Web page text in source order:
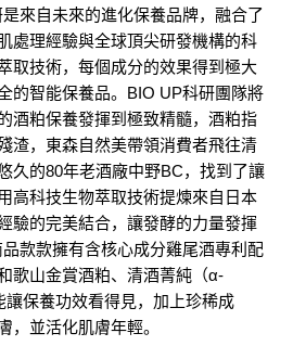
來自未來的進化保養品牌，融合了
處理經驗與全球頂尖研發機構的科
取技術，每個成分的效果得到極大
的智能保養品。BIO UP科研團隊將
酒粕保養發揮到極致精髓，酒粕指
渣，東森自然美帶領消費者飛往清
久的80年老酒廠中野BC，找到了讓
高科技生物萃取技術提煉來自日本
驗的完美結合，讓發酵的力量發揮
款款擁有含核心成分雞尾酒專利配
歌山金賞酒粕、清酒菁純（α-
保養功效看得見，加上珍稀成
，並活化肌膚年輕。